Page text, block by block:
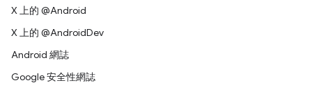
X 上的 @Android
X 上的 @AndroidDev
Android 網誌
Google 安全性網誌